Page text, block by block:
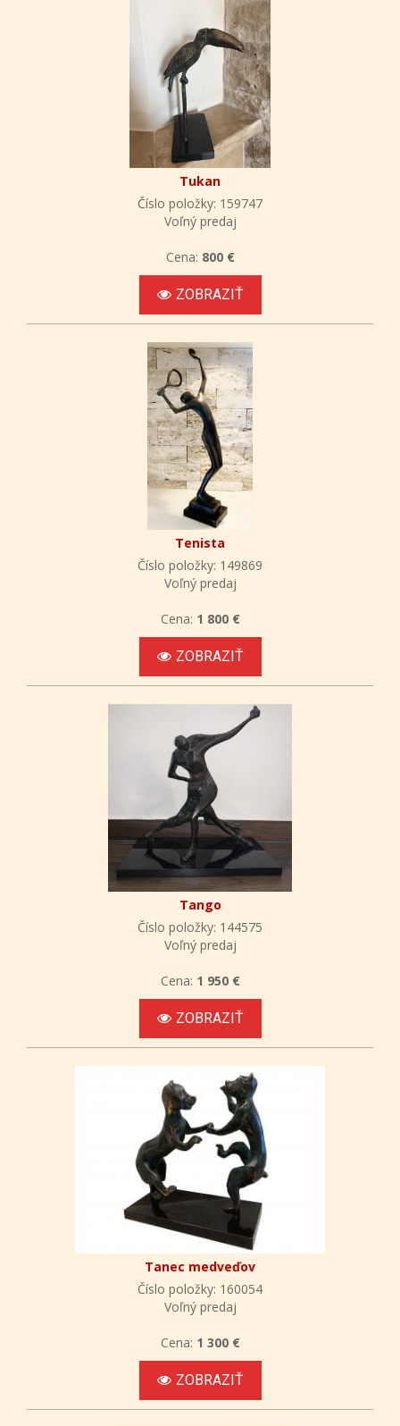
Tukan
Číslo položky: 159747
Voľný predaj
Cena: 800 €
ZOBRAZIŤ
Tenista
Číslo položky: 149869
Voľný predaj
Cena: 1 800 €
ZOBRAZIŤ
Tango
Číslo položky: 144575
Voľný predaj
Cena: 1 950 €
ZOBRAZIŤ
Tanec medveďov
Číslo položky: 160054
Voľný predaj
Cena: 1 300 €
ZOBRAZIŤ